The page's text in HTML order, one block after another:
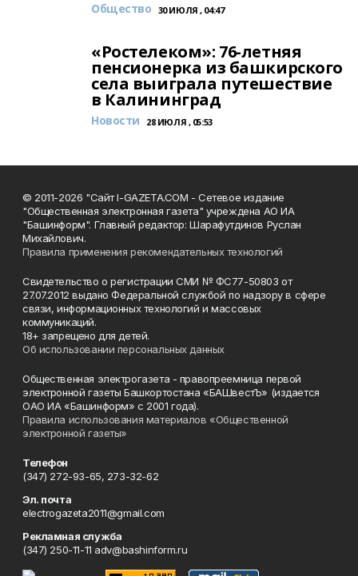
Общество 30 ИЮЛЯ , 04:47
«Ростелеком»: 76-летняя
пенсионерка из башкирского
села выиграла путешествие
в Калининград
Новости 28 ИЮЛЯ , 05:53
© 2011-2026 "Сайт I-GAZETA.COM - Сетевое издание
"Общественная электронная газета" учреждена АО ИА
"Башинформ". Главный редактор: Шарафутдинов Руслан
Михайлович.
Правила применения рекомендательных технологий
Свидетельство о регистрации СМИ № ФС77-50803 от
27.07.2012 выдано Федеральной службой по надзору в сфере
связи, информационных технологий и массовых
коммуникаций.
18+ запрещено для детей.
Об использовании персональных данных
Общественная электрогазета - правопреемница первой
электронной газеты Башкортостана «БАШвестЪ» (издается
ОАО ИА «Башинформ» с 2001 года).
Правила использования материалов «Общественной
электронной газеты»
Телефон
(347) 272-93-65, 273-32-62
Эл. почта
electrogazeta2011@gmail.com
Рекламная служба
(347) 250-11-11 adv@bashinform.ru